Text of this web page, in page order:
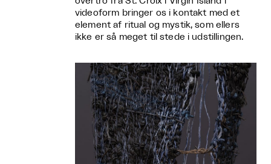
videoform bringer os i kontakt med et
element af ritual og mystik, som ellers
ikke er så meget til stede i udstillingen.